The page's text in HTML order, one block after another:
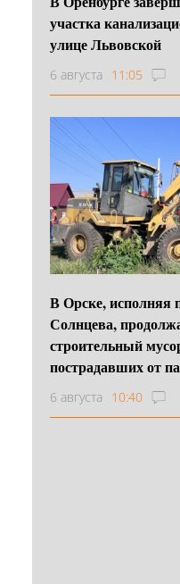
участка
улице Львовской
6 августа 11:05
В Орске, исполняя
Солнцева,
строительный
пострадавших от
6 августа 10:40